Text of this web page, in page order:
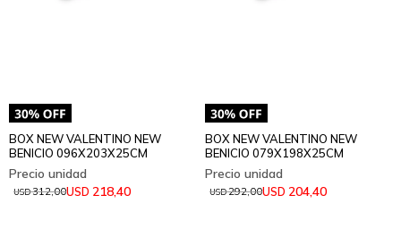
BOX NEW VALENTINO NEW
BENICIO 096X203X25CM
USD 218,40
USD312,00
BOX NEW VALENTINO NEW
BENICIO 079X198X25CM
USD 204,40
USD292,00